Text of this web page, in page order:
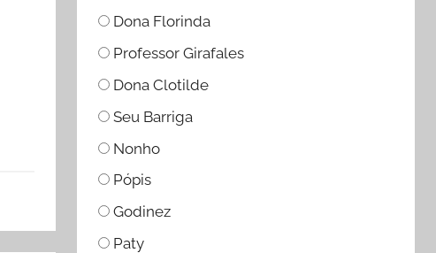
Dona Florinda
Professor Girafales
Dona Clotilde
Seu Barriga
Nonho
Pópis
Godinez
Paty